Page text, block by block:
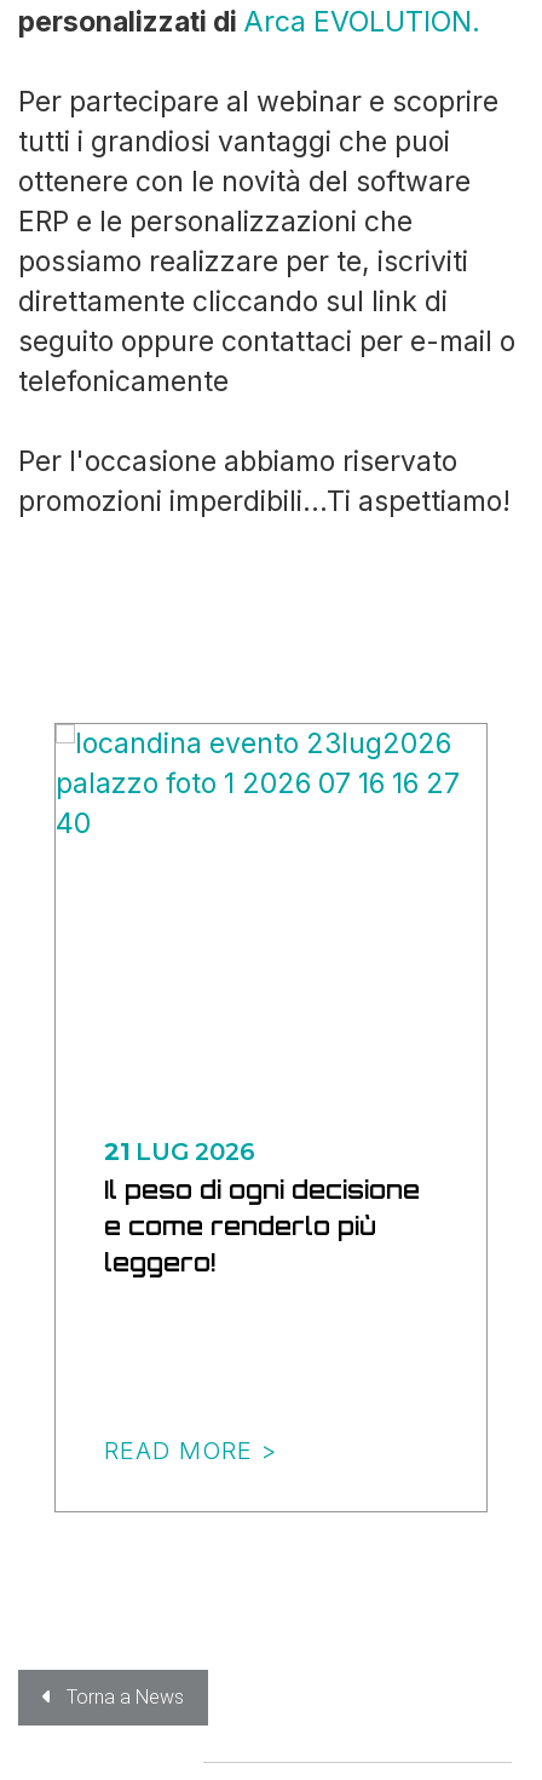
personalizzati di Arca EVOLUTION.
Per partecipare al webinar e scoprire
tutti i grandiosi vantaggi che puoi
ottenere con le novità del software
ERP e le personalizzazioni che
possiamo realizzare per te, iscriviti
direttamente cliccando sul link di
seguito oppure contattaci per e-mail o
telefonicamente
Per l'occasione abbiamo riservato
promozioni imperdibili...Ti aspettiamo!
21 LUG 2026
Il peso di ogni decisione
e come renderlo più
leggero!
READ MORE >
Torna a News